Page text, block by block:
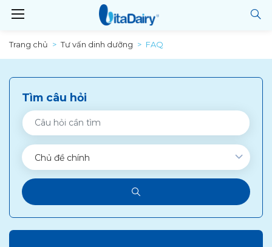
Trang chủ Tư vấn dinh dưỡng FAQ
Tìm câu hỏi
Chủ đề chính